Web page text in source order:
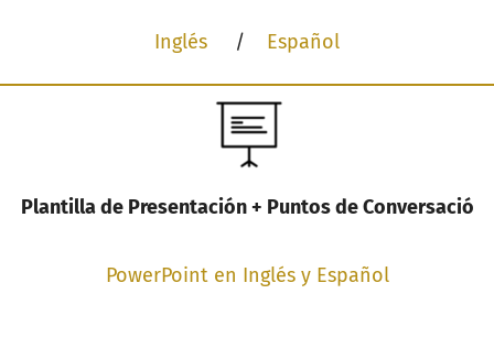
Inglés / Español
Plantilla de Presentación + Puntos de Conversació
PowerPoint en Inglés y Español